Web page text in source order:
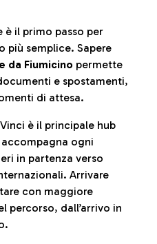
è il primo passo per
più semplice. Sapere
da Fiumicino permette
e spostamenti,
di attesa.
è il principale hub
ogni
in partenza verso
Arrivare
con maggiore
percorso, dall’arrivo in